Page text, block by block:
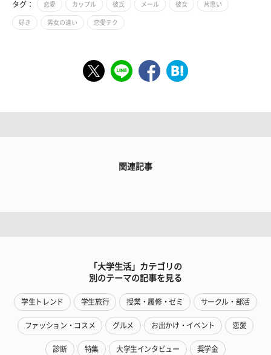
タグ： 恋愛 カップル 彼氏 メール 彼女 片思い
好き 男女の違い 恋愛テク
関連記事
「大学生活」カテゴリの
別のテーマの記事を見る
学生トレンド 学生旅行 授業・履修・ゼミ サークル・部活
ファッション・コスメ グルメ お出かけ・イベント 恋愛
診断 特集 大学生インタビュー 奨学金